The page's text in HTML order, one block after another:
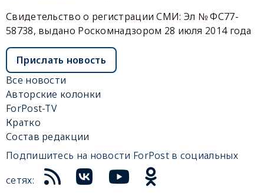
Свидетельство о регистрации СМИ: Эл № ФС77-
58738, выдано Роскомнадзором 28 июля 2014 года
Прислать новость
Все новости
Авторские колонки
ForPost-TV
Кратко
Состав редакции
Подпишитесь на новости ForPost в социальных
сетях: